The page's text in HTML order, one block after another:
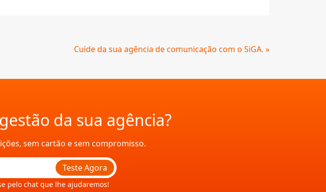
Cuide da sua agência de comunicação com o SiGA. »
da sua agência?
sem cartão e sem compromisso.
Teste Agora
pelo chat que lhe ajudaremos!